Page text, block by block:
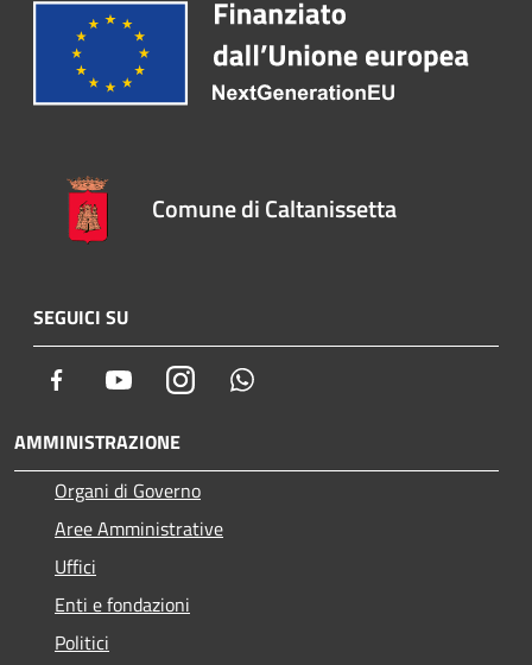
Comune di Caltanissetta
SEGUICI SU
Facebook YoutubeInstagram
AMMINISTRAZIONE
Organi di Governo
Aree Amministrative
Uffici
Enti e fondazioni
Politici